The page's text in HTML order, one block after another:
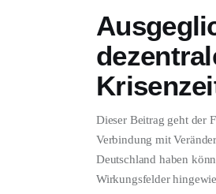
Dieser Beitrag geht der
Verbindung mit
Deutschland haben
Wirkungsfelder